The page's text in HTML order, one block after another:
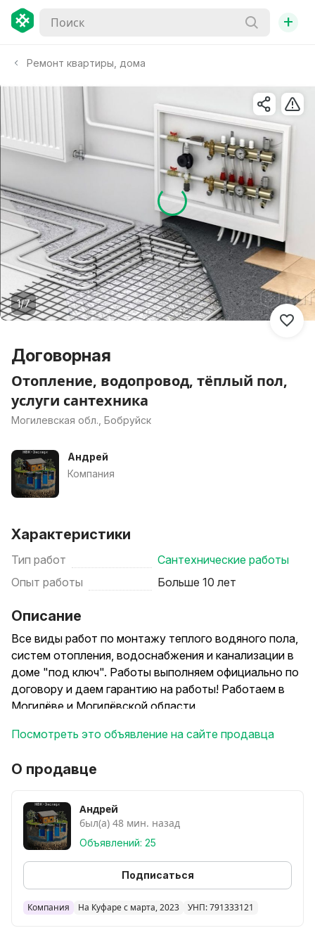
+
Ремонт квартиры, дома
1/7
Договорная
Отопление, водопровод, тёплый пол,
услуги сантехника
Могилевская обл., Бобруйск
Андрей
Компания
Характеристики
Тип работ
Сантехнические работы
Опыт работы
Больше 10 лет
Описание
Все виды работ по монтажу теплого водяного пола,
систем отопления, водоснабжения и канализации в
доме "под ключ". Работы выполняем официально по
договору и даем гарантию на работы! Работаем в
Могилёве и Могилёвской области.
Наши услуги:
(отопление, тёплый пол, канализация, водопровод);
(котельные, газовые котлы, радиаторы, теплый пол);
Монтаж водопроводных и канализационных систем;
Ремонт и замена старого оборудования;
Консультация и подбор материалов для монтажа;
Сервисное обслуживание инженерных систем.
Обращайтесь, поможем всегда
Посмотреть это объявление на сайте продавца
О продавце
Андрей
был(а) 48 мин. назад
Объявлений: 25
Подписаться
Компания На Куфаре с марта, 2023 УНП: 791333121